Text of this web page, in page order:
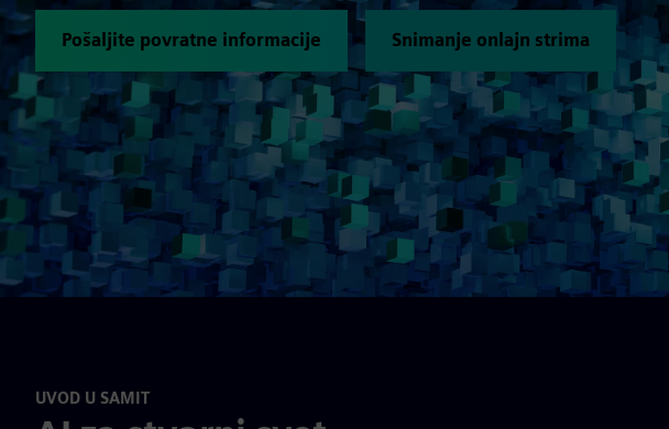
Pošaljite povratne informacije Snimanje onlajn strima
UVOD U SAMIT